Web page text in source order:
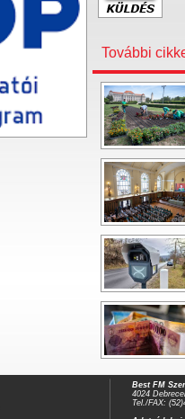
További
Best FM
4024
Tel./FAX: